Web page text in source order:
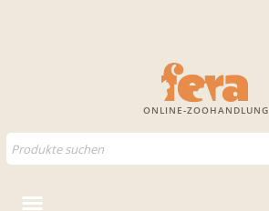
ONLINE-ZOOHANDLUNG